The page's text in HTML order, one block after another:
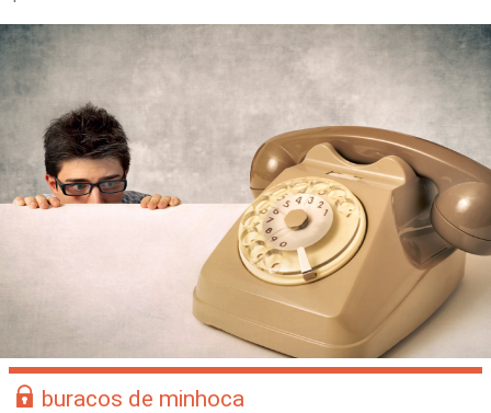
buracos de minhoca